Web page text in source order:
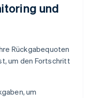
und
Rückgabequoten
um den Fortschritt
um